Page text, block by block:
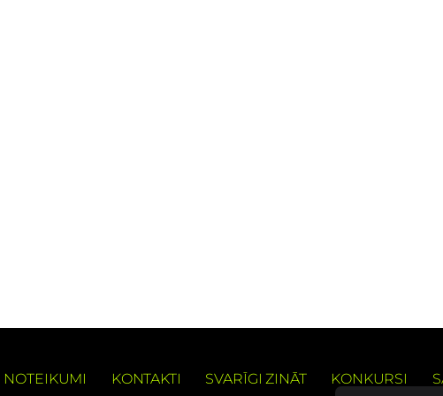
NOTEIKUMI KONTAKTI SVARĪGI ZINĀT KONKURSI